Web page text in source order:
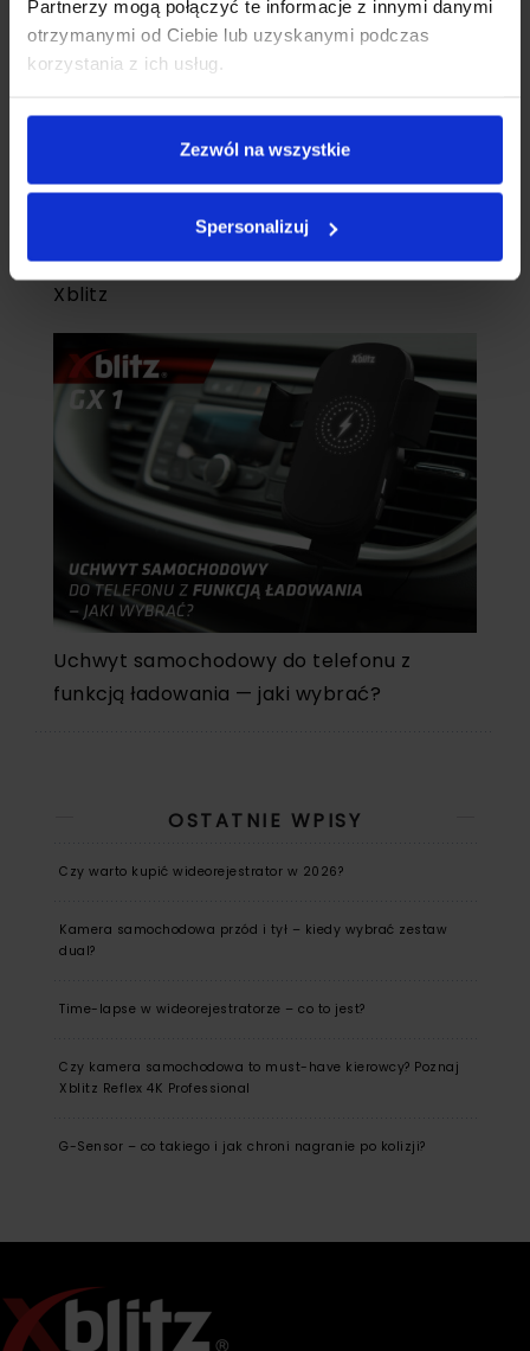
Partnerzy mogą połączyć te informacje z innymi danymi
otrzymanymi od Ciebie lub uzyskanymi podczas
korzystania z ich usług.
Zezwól na wszystkie
Spersonalizuj
G-sensor w kamerach samochodowych
Xblitz
Uchwyt samochodowy do telefonu z
funkcją ładowania — jaki wybrać?
OSTATNIE WPISY
Czy warto kupić wideorejestrator w 2026?
Kamera samochodowa przód i tył – kiedy wybrać zestaw
dual?
Time-lapse w wideorejestratorze – co to jest?
Czy kamera samochodowa to must-have kierowcy? Poznaj
Xblitz Reflex 4K Professional
G-Sensor – co takiego i jak chroni nagranie po kolizji?